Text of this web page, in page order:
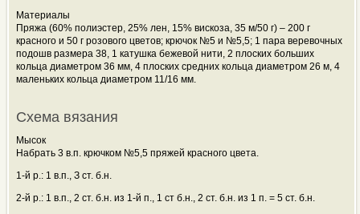
Материалы
Пряжа (60% полиэстер, 25% лен, 15% вискоза, 35 м/50 г) – 200 г
красного и 50 г розового цветов; крючок №5 и №5,5; 1 пара веревочных
подошв размера 38, 1 катушка бежевой нити, 2 плоских больших
кольца диаметром 36 мм, 4 плоских средних кольца диаметром 26 м, 4
маленьких кольца диаметром 11/16 мм.
Схема вязания
Мысок
Набрать 3 в.п. крючком №5,5 пряжей красного цвета.
1-й р.: 1 в.п., З ст. б.н.
2-й р.: 1 в.п., 2 ст. б.н. из 1-й п., 1 ст б.н., 2 ст. б.н. из 1 п. = 5 ст. б.н.